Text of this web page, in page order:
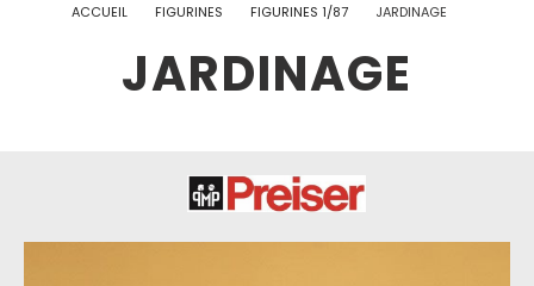
ACCUEIL FIGURINES FIGURINES 1/87 JARDINAGE
JARDINAGE